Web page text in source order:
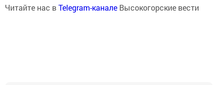
Читайте нас вTelegram-канале Высокогорские вести